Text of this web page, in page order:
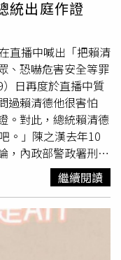
打高爾夫球，在共
立場一致，但在部
法。根據NBC News
11日晚間曾趕赴葛蘭
處，處理一起心臟
架將患者送上救護
，葛蘭姆辦公室並未
在他辭世前並未出
葛蘭姆直到辭世前仍
克蘭訪問行程，在基
Zelenskyy）。澤
克蘭，並感謝他長期
他原定12日接受
Press）專訪，未
注國際安全議題，
統出庭作證
直播中喊出「把賴清
、恐嚇危害安全等罪
日再度於直播中質
過賴清德他很害怕
。對此，總統賴清德
。」陳之漢去年10
，內政部警政署刑事
揮偵辦，新北檢複訊
結，依刑法恐嚇公
出，陳之漢在
年就甭選了」及「把
為具體對總統生命加
繼續閱讀